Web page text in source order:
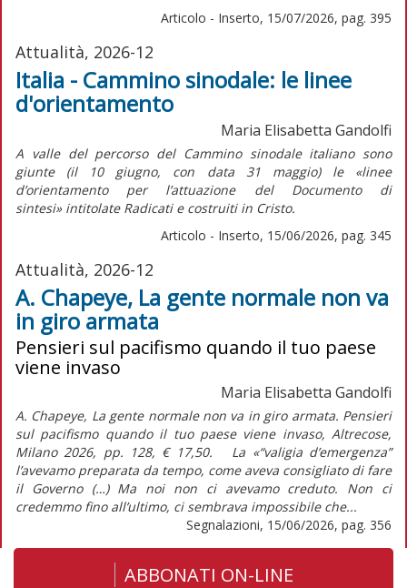
Articolo - Inserto, 15/07/2026, pag. 395
Attualità, 2026-12
Italia - Cammino sinodale: le linee
d'orientamento
Maria Elisabetta Gandolfi
A valle del percorso del Cammino sinodale italiano sono
giunte (il 10 giugno, con data 31 maggio) le «linee
d’orientamento per l’attuazione del Documento di
sintesi»intitolate Radicati e costruiti in Cristo.
Articolo - Inserto, 15/06/2026, pag. 345
Attualità, 2026-12
A. Chapeye, La gente normale non va
in giro armata
Pensieri sul pacifismo quando il tuo paese
viene invaso
Maria Elisabetta Gandolfi
A. Chapeye, La gente normale non va in giro armata. Pensieri
sul pacifismo quando il tuo paese viene invaso, Altrecose,
Milano 2026, pp. 128, € 17,50. La «“valigia d’emergenza”
l’avevamo preparata da tempo, come aveva consigliato di fare
il Governo (…) Ma noi non ci avevamo creduto. Non ci
credemmo fino all’ultimo, ci sembrava impossibile che...
Segnalazioni, 15/06/2026, pag. 356
ABBONATI ON-LINE